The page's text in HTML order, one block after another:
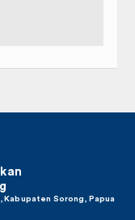
Kabupaten Sorong, Papua